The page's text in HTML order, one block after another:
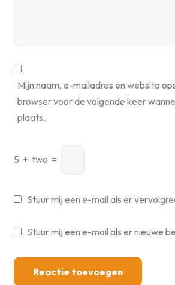
Mijn naam, e-mailadres en website
browser voor de volgende keer
plaats.
5 + two =
Stuur mij een e-mail als er
Stuur mij een e-mail als er nieuwe